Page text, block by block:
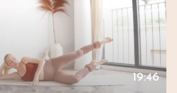
19:46